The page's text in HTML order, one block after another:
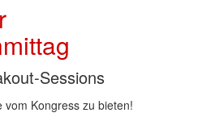
Sessions
Kongress zu bieten!